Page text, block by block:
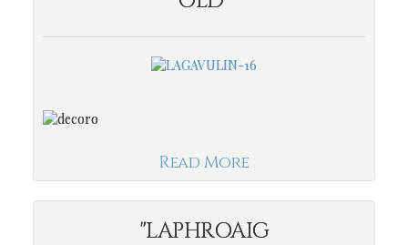
Read More
"LAPHROAIG